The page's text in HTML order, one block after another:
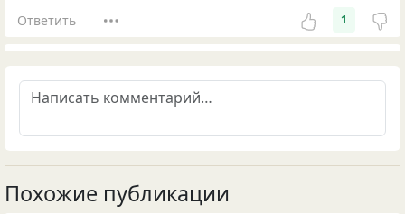
Ответить 1
Похожие публикации